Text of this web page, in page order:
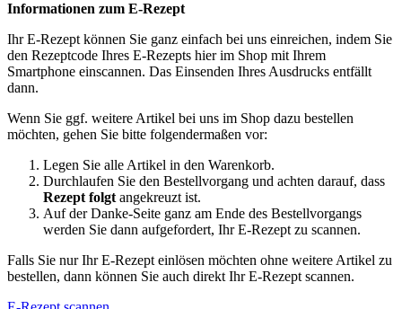
Informationen zum E-Rezept
Ihr E-Rezept können Sie ganz einfach bei uns einreichen, indem Sie
den Rezeptcode Ihres E-Rezepts hier im Shop mit Ihrem
Smartphone einscannen. Das Einsenden Ihres Ausdrucks entfällt
dann.
Wenn Sie ggf. weitere Artikel bei uns im Shop dazu bestellen
möchten, gehen Sie bitte folgendermaßen vor:
Legen Sie alle Artikel in den Warenkorb.
Durchlaufen Sie den Bestellvorgang und achten darauf, dass
Rezept folgt angekreuzt ist.
Auf der Danke-Seite ganz am Ende des Bestellvorgangs
werden Sie dann aufgefordert, Ihr E-Rezept zu scannen.
Falls Sie nur Ihr E-Rezept einlösen möchten ohne weitere Artikel zu
bestellen, dann können Sie auch direkt Ihr E-Rezept scannen.